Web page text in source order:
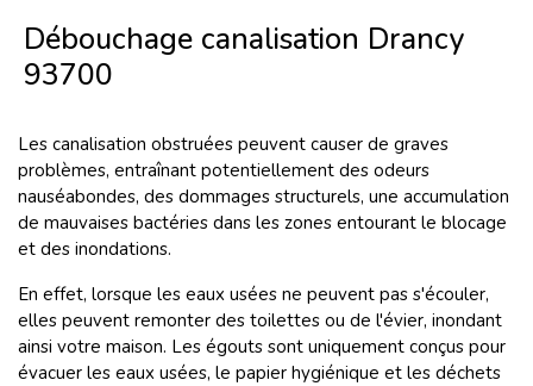
Débouchage canalisation Drancy
93700
Les canalisation obstruées peuvent causer de graves
problèmes, entraînant potentiellement des odeurs
nauséabondes, des dommages structurels, une accumulation
de mauvaises bactéries dans les zones entourant le blocage
et des inondations.
En effet, lorsque les eaux usées ne peuvent pas s'écouler,
elles peuvent remonter des toilettes ou de l'évier, inondant
ainsi votre maison. Les égouts sont uniquement conçus pour
évacuer les eaux usées, le papier hygiénique et les déchets